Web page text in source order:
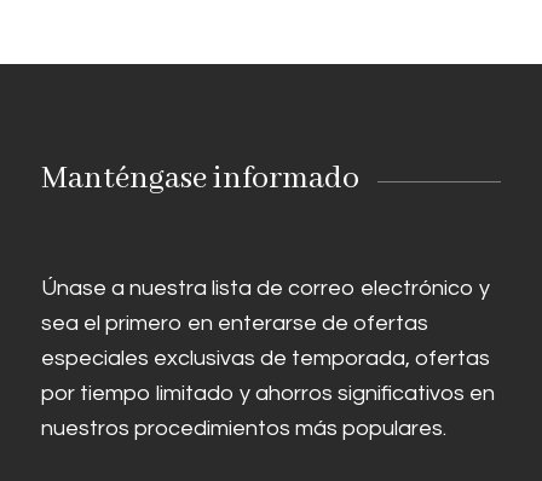
Manténgase informado
Únase a nuestra lista de correo electrónico y
sea el primero en enterarse de ofertas
especiales exclusivas de temporada, ofertas
por tiempo limitado y ahorros significativos en
nuestros procedimientos más populares.